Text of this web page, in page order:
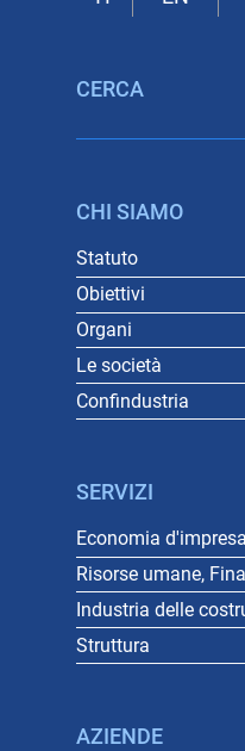
CERCA
CHI SIAMO
Statuto
Obiettivi
Organi
Le società
Confindustria
SERVIZI
Economia d'impresa
Risorse umane,
Industria delle
Struttura
AZIENDE